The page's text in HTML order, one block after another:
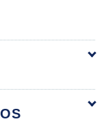
a